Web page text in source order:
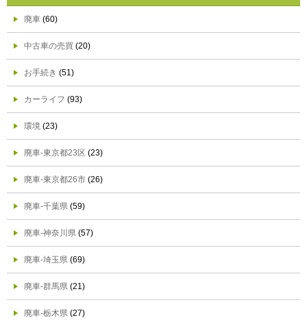
廃車 (60)
中古車の売買 (20)
お手続き (51)
カーライフ (93)
環境 (23)
廃車-東京都23区 (23)
廃車-東京都26市 (26)
廃車-千葉県 (59)
廃車-神奈川県 (57)
廃車-埼玉県 (69)
廃車-群馬県 (21)
廃車-栃木県 (27)